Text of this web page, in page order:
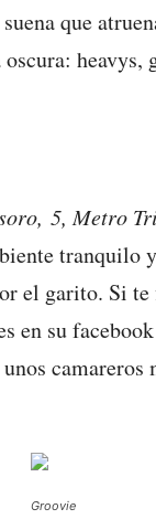
que
heavys,
5, Metro
tranquilo
el garito. Si
en su
Groovie